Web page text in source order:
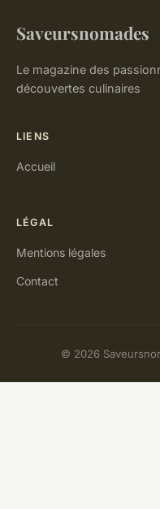
Saveursnomades
Le magazine des
découvertes culinaires
LIENS
Accueil
LÉGAL
Mentions légales
Contact
© 2026